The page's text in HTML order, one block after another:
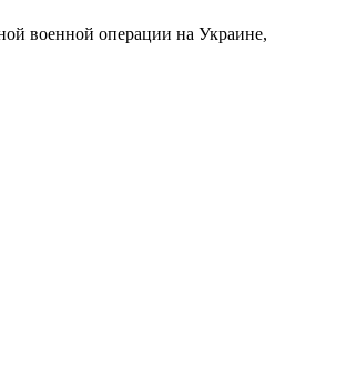
военной операции на Украине,